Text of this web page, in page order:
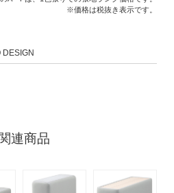
※価格は税抜き表示です。
DESIGN
関連商品